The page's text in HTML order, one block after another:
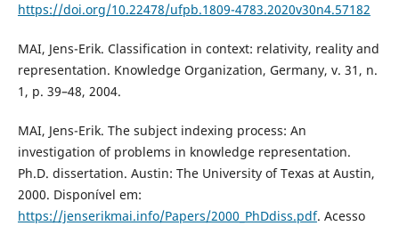
https://doi.org/10.22478/ufpb.1809-4783.2020v30n4.57182
MAI, Jens-Erik. Classification in context: relativity, reality and
representation. Knowledge Organization, Germany, v. 31, n.
1, p. 39–48, 2004.
MAI, Jens-Erik. The subject indexing process: An
investigation of problems in knowledge representation.
Ph.D. dissertation. Austin: The University of Texas at Austin,
2000. Disponível em:
https://jenserikmai.info/Papers/2000_PhDdiss.pdf. Acesso